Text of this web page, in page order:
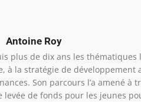
Antoine Roy
plus de dix ans les thématiques
à la stratégie de développement
Son parcours l’a amené à
levée de fonds pour les jeunes